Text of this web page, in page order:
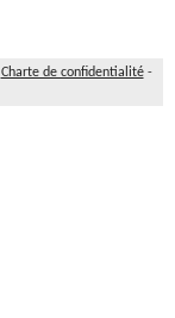
Charte de confidentialité-